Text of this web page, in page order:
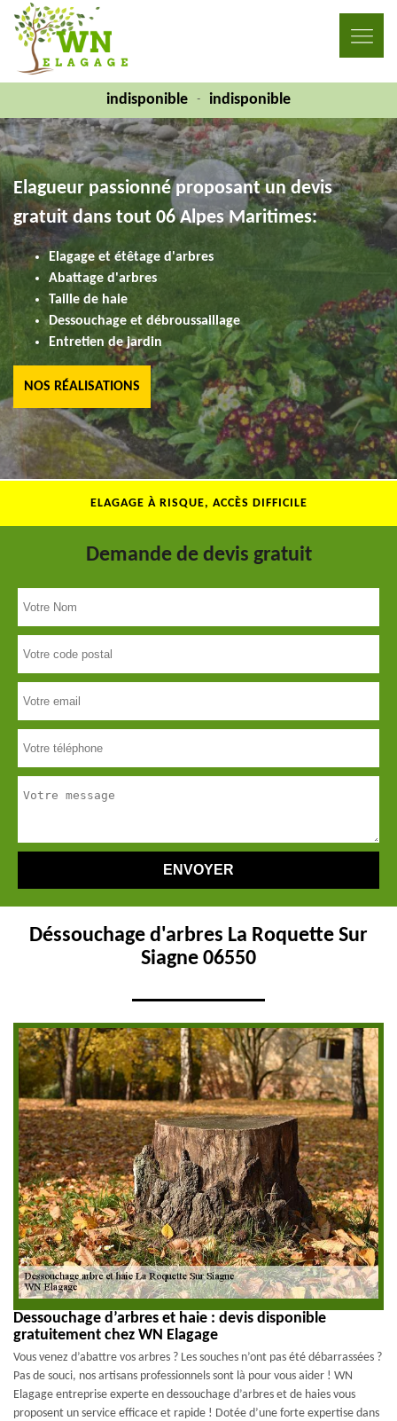
indisponible - indisponible
Elagueur passionné proposant un devis
gratuit dans tout 06 Alpes Maritimes:
Elagage et étêtage d'arbres
Abattage d'arbres
Taille de haie
Dessouchage et débroussaillage
Entretien de jardin
NOS RÉALISATIONS
ELAGAGE À RISQUE, ACCÈS DIFFICILE
Demande de devis gratuit
Déssouchage d'arbres La Roquette Sur
Siagne 06550
Dessouchage d’arbres et haie : devis disponible
gratuitement chez WN Elagage
Vous venez d’abattre vos arbres ? Les souches n’ont pas été débarrassées ?
Pas de souci, nos artisans professionnels sont là pour vous aider ! WN
Elagage entreprise experte en dessouchage d’arbres et de haies vous
proposent un service efficace et rapide ! Dotée d’une forte expertise dans